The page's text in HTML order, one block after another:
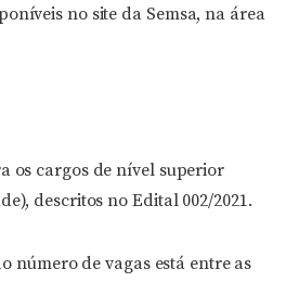
no site da Semsa, na área
os cargos de nível superior
descritos no Edital 002/2021.
número de vagas está entre as